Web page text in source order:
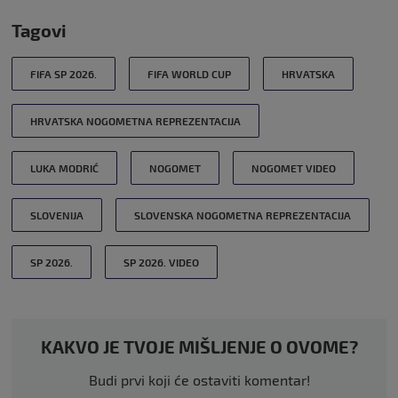
Tagovi
FIFA SP 2026. FIFA WORLD CUP HRVATSKA
HRVATSKA NOGOMETNA REPREZENTACIJA
LUKA MODRIĆ NOGOMET NOGOMET VIDEO
SLOVENIJA SLOVENSKA NOGOMETNA REPREZENTACIJA
SP 2026. SP 2026. VIDEO
KAKVO JE TVOJE MIŠLJENJE O OVOME?
Budi prvi koji će ostaviti komentar!